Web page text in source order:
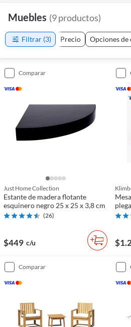
Muebles (9productos)
Filtrar (3) Precio Opciones de
comparar
Just Home Collection
Estante de madera flotante
esquinero negro 25 x 25 x 3,8 cm
(26)
$449 c/u
comparar